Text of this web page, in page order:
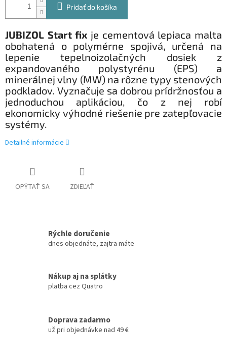
Pridať do košíka
JUBIZOL Start fix je cementová lepiaca malta
obohatená o polymérne spojivá, určená na
lepenie tepelnoizolačných dosiek z
expandovaného polystyrénu (EPS) a
minerálnej vlny (MW) na rôzne typy stenových
podkladov. Vyznačuje sa dobrou prídržnosťou a
jednoduchou aplikáciou, čo z nej robí
ekonomicky výhodné riešenie pre zatepľovacie
systémy.
Detailné informácie
OPÝTAŤ SA ZDIEĽAŤ
Rýchle doručenie
dnes objednáte, zajtra máte
Nákup aj na splátky
platba cez Quatro
Doprava zadarmo
už pri objednávke nad 49 €